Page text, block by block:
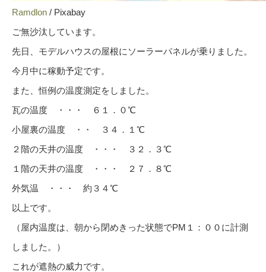
Ramdlon / Pixabay
ご無沙汰しています。
先日、モデルハウスの屋根にソーラーパネルが乗りました。
今月中に稼動予定です。
また、恒例の温度測定をしました。
瓦の温度 ・・・ ６１．０℃
小屋裏の温度 ・・ ３４．１℃
２階の天井の温度 ・・・ ３２．３℃
１階の天井の温度 ・・・ ２７．８℃
外気温 ・・・ 約３４℃
以上です。
（屋内温度は、朝から閉めきった状態でPM１：００に計測
しました。）
これが遮熱の威力です。